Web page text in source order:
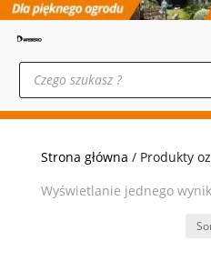
Wyszukiwarka
produktów
Strona główna / Produkty
Wyświetlanie jednego